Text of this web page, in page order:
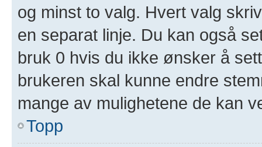
og minst to valg. Hvert valg
en separat linje. Du kan også
bruk 0 hvis du ikke ønsker å
brukeren skal kunne endre
mange av mulighetene de kan
Topp